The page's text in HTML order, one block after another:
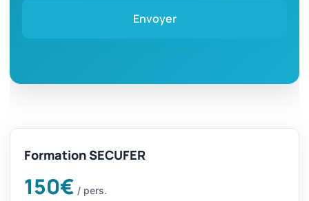
Envoyer
Formation SECUFER
150€ / pers.